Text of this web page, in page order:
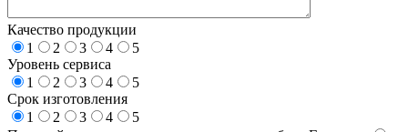
Качество продукции
1
2 3 4
5
Уровень сервиса
1
2 3 4
5
Срок изготовления
1
2 3 4
5